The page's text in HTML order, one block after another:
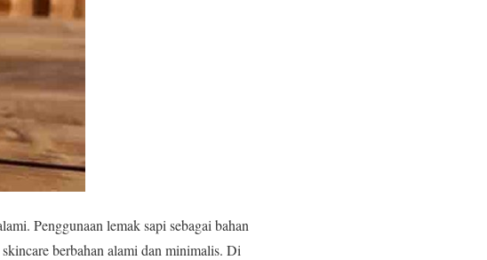
Penggunaan lemak sapi sebagai bahan
berbahan alami dan minimalis. Di